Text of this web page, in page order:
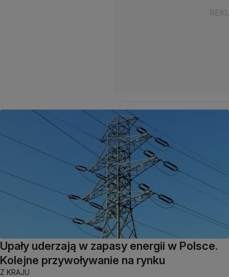
Upały uderzają w zapasy energii w Polsce.
Kolejne przywoływanie na rynku
Z KRAJU